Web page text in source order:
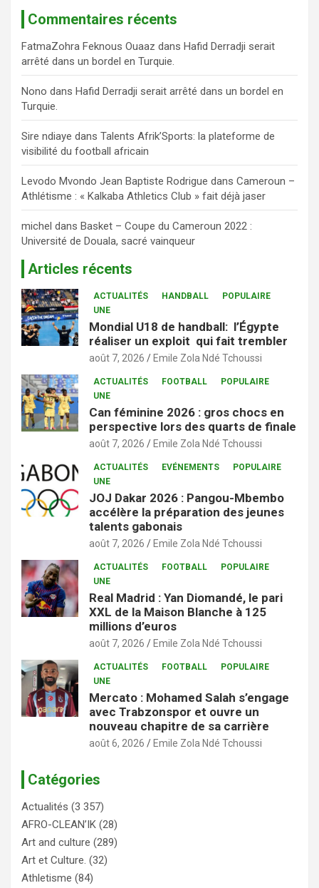
Commentaires récents
FatmaZohra Feknous Ouaaz dans Hafid Derradji serait
arrêté dans un bordel en Turquie.
Nono dans Hafid Derradji serait arrêté dans un bordel en
Turquie.
Sire ndiaye dans Talents Afrik’Sports: la plateforme de
visibilité du football africain
Levodo Mvondo Jean Baptiste Rodrigue dans Cameroun –
Athlétisme : « Kalkaba Athletics Club » fait déjà jaser
michel dans Basket – Coupe du Cameroun 2022 :
Université de Douala, sacré vainqueur
Articles récents
ACTUALITÉS HANDBALL
POPULAIRE
UNE
Mondial U18 de handball: l’Égypte
réaliser un exploit qui fait trembler
août 7, 2026 Emile Zola Ndé Tchoussi
ACTUALITÉS FOOTBALL
POPULAIRE
UNE
Can féminine 2026 : gros chocs en
perspective lors des quarts de finale
août 7, 2026 Emile Zola Ndé Tchoussi
ACTUALITÉS EVÉNEMENTS
POPULAIRE
UNE
JOJ Dakar 2026 : Pangou-Mbembo
accélère la préparation des jeunes
talents gabonais
août 7, 2026 Emile Zola Ndé Tchoussi
ACTUALITÉS FOOTBALL
POPULAIRE
UNE
Real Madrid : Yan Diomandé, le pari
XXL de la Maison Blanche à 125
millions d’euros
août 7, 2026 Emile Zola Ndé Tchoussi
ACTUALITÉS FOOTBALL
POPULAIRE
UNE
Mercato : Mohamed Salah s’engage
avec Trabzonspor et ouvre un
nouveau chapitre de sa carrière
août 6, 2026 Emile Zola Ndé Tchoussi
Catégories
Actualités (3 357)
AFRO-CLEAN’IK (28)
Art and culture (289)
Art et Culture. (32)
Athletisme (84)